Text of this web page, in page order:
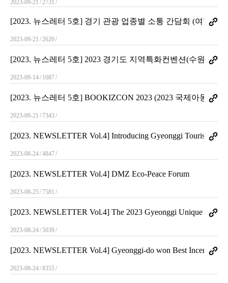
2023-09-21 2731
[2023. 뉴스레터 5호] 경기 관광 업종별 소통 간담회 (여행업
2023-09-21 2620
[2023. 뉴스레터 5호] 2023 경기도 지역특화컨벤션(수원세계
2023-09-14 1087
[2023. 뉴스레터 5호] BOOKIZCON 2023 (2023 국제아동도
2023-09-21 7343
[2023. NEWSLETTER Vol.4] Introducing Gyeonggi Tourism/
2023-08-24 4847
[2023. NEWSLETTER Vol.4] DMZ Eco-Peace Forum
2023-08-25 7581
[2023. NEWSLETTER Vol.4] The 2023 Gyeonggi Unique Venue
2023-08-24 5039
[2023. NEWSLETTER Vol.4] Gyeonggi-do won Best Incentive
2023-08-24 8355